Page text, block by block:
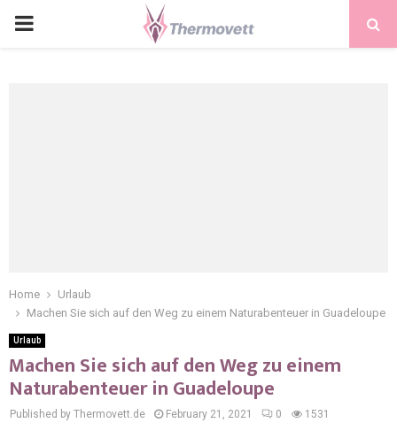
PRIMARY
Home
Urlaub
Machen Sie sich auf den Weg zu einem Naturabenteuer in Guadeloupe
Urlaub
Machen Sie sich auf den Weg zu einem
Naturabenteuer in Guadeloupe
Published by Thermovett.de February 21, 2021 0 1531